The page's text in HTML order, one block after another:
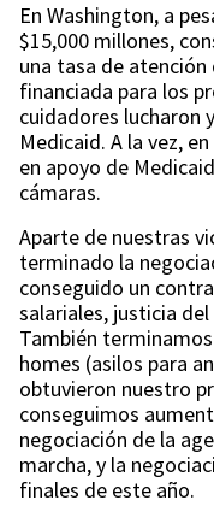
En Washington, a
$15,000 millones,
una tasa de
financiada para los
cuidadores lucharon
Medicaid. A la vez,
en apoyo de
cámaras.
Aparte de nuestras
terminado la
conseguido un
salariales, justicia
También
homes (asilos para
obtuvieron nuestro
conseguimos
negociación de la
marcha, y la
finales de este año.